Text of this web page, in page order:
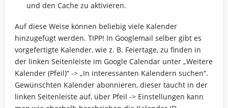
und den Cache zu aktivieren.
Auf diese Weise können beliebig viele Kalender
hinzugefügt werden. TIPP! In Googlemail selber gibt es
vorgefertigte Kalender, wie z. B. Feiertage, zu finden in
der linken Seitenleiste im Google Calendar unter „Weitere
Kalender (Pfeil)“ -> „In interessanten Kalendern suchen“.
Gewünschten Kalender abonnieren, dieser taucht in der
linken Seitenleiste auf, über Pfeil -> Einstellungen kann